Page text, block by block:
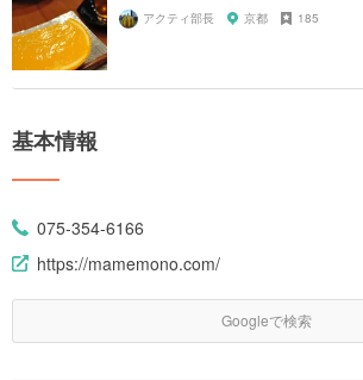
アクティ部長 京都 185
基本情報
075-354-6166
https://mamemono.com/
Googleで検索